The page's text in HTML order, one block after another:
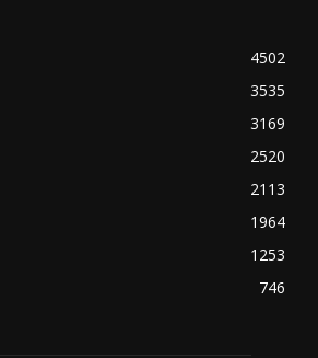
4502
3535
3169
2520
2113
1964
1253
746